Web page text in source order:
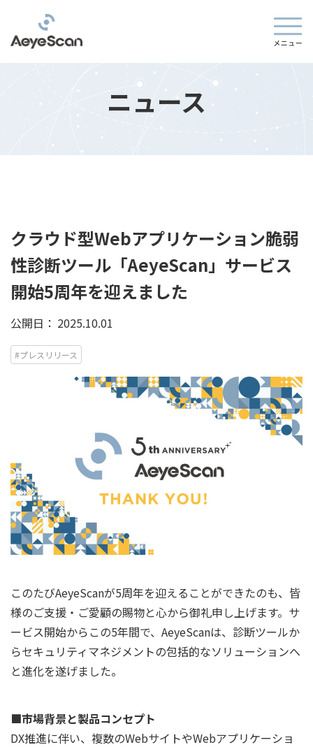
ニュース
クラウド型Webアプリケーション脆弱
性診断ツール「AeyeScan」サービス
開始5周年を迎えました
公開日： 2025.10.01
#プレスリリース
このたびAeyeScanが5周年を迎えることができたのも、皆
様のご支援・ご愛顧の賜物と心から御礼申し上げます。サ
ービス開始からこの5年間で、AeyeScanは、診断ツールか
らセキュリティマネジメントの包括的なソリューションへ
と進化を遂げました。
■市場背景と製品コンセプト
DX推進に伴い、複数のWebサイトやWebアプリケーショ